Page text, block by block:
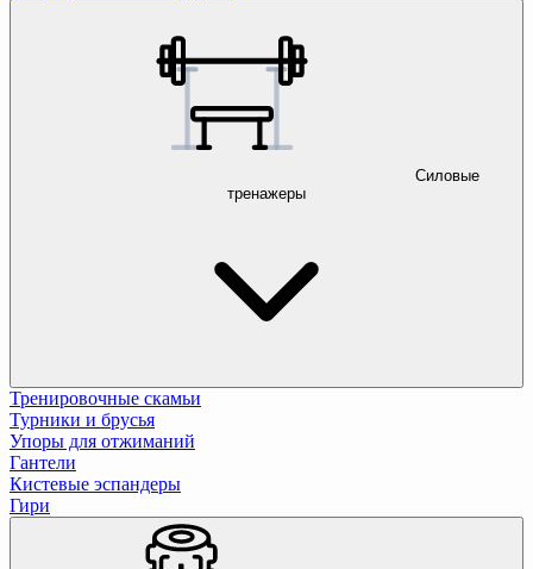
Силовые
тренажеры
Тренировочные скамьи
Турники и брусья
Упоры для отжиманий
Гантели
Кистевые эспандеры
Гири